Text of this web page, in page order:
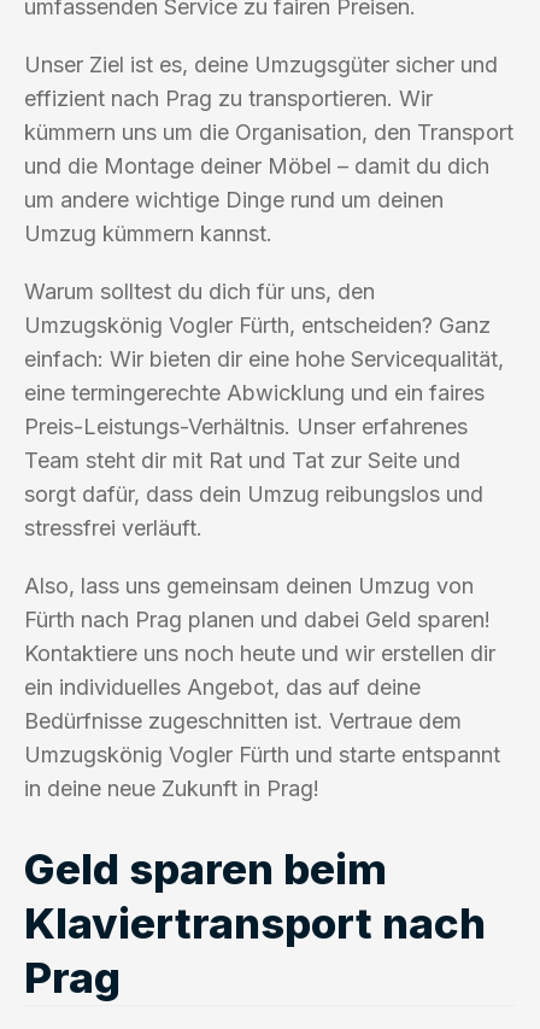
umfassenden Service zu fairen Preisen.
Unser Ziel ist es, deine Umzugsgüter sicher und
effizient nach Prag zu transportieren. Wir
kümmern uns um die Organisation, den Transport
und die Montage deiner Möbel – damit du dich
um andere wichtige Dinge rund um deinen
Umzug kümmern kannst.
Warum solltest du dich für uns, den
Umzugskönig Vogler Fürth, entscheiden? Ganz
einfach: Wir bieten dir eine hohe Servicequalität,
eine termingerechte Abwicklung und ein faires
Preis-Leistungs-Verhältnis. Unser erfahrenes
Team steht dir mit Rat und Tat zur Seite und
sorgt dafür, dass dein Umzug reibungslos und
stressfrei verläuft.
Also, lass uns gemeinsam deinen Umzug von
Fürth nach Prag planen und dabei Geld sparen!
Kontaktiere uns noch heute und wir erstellen dir
ein individuelles Angebot, das auf deine
Bedürfnisse zugeschnitten ist. Vertraue dem
Umzugskönig Vogler Fürth und starte entspannt
in deine neue Zukunft in Prag!
Geld sparen beim
Klaviertransport nach
Prag